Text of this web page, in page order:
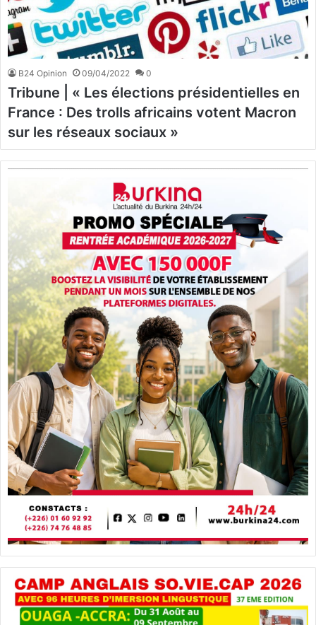
B24 Opinion 09/04/2022 0
Tribune | « Les élections présidentielles en
France : Des trolls africains votent Macron
sur les réseaux sociaux »